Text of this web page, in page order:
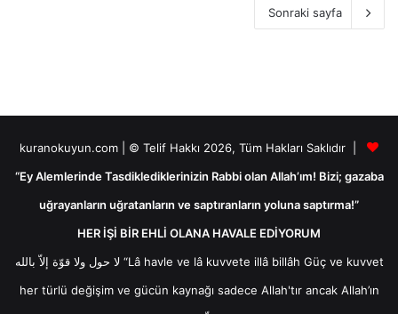
Sonraki sayfa
kuranokuyun.com | © Telif Hakkı 2026, Tüm Hakları Saklıdır |
“Ey Alemlerinde Tasdiklediklerinizin Rabbi olan Allah’ım! Bizi; gazaba
uğrayanların uğratanların ve saptıranların yoluna saptırma!”
HER İŞİ BİR EHLİ OLANA HAVALE EDİYORUM
لا حول ولا قوّة إلاّ بالله “Lâ havle ve lâ kuvvete illâ billâh Güç ve kuvvet
her türlü değişim ve gücün kaynağı sadece Allah'tır ancak Allah’ın